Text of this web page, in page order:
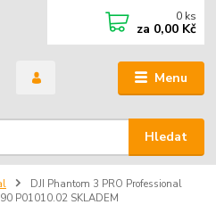
Menu
Hledat
0 ks
za 0,00 Kč
DJI Phantom 3 PRO Professional
P01010.02 SKLADEM